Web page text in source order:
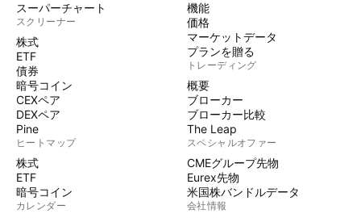
スーパーチャート
スクリーナー
株式
ETF
債券
暗号コイン
CEXペア
DEXペア
Pine
ヒートマップ
株式
ETF
暗号コイン
カレンダー
機能
価格
マーケットデータ
プランを贈る
トレーディング
概要
ブローカー
ブローカー比較
The Leap
スペシャルオファー
CMEグループ先物
Eurex先物
米国株バンドルデータ
会社情報